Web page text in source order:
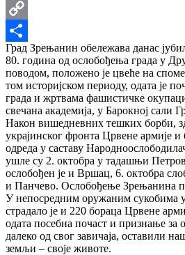
Email
Copy
Link
Share
Град Зрењанин обележава данас
80. година од ослобођења града у
поводом, положено је цвеће на
том историјском периоду, одата је
града и жртвама фашистичке
свечана академија, у Барокној сали
Након вишедневних тешких борби,
украјинског фронта Црвене армије и
одреда у саставу
ушле су 2. октобра у тадашњи
ослобођен је и Вршац, 6. октобра
и Панчево. Ослобођење Зрењанина
У непосредним оружаним сукобима
страдало је и 220 бораца Црвене
одата посебна почаст и признање за
далеко од свог завичаја, оставили
земљи – своје животе.